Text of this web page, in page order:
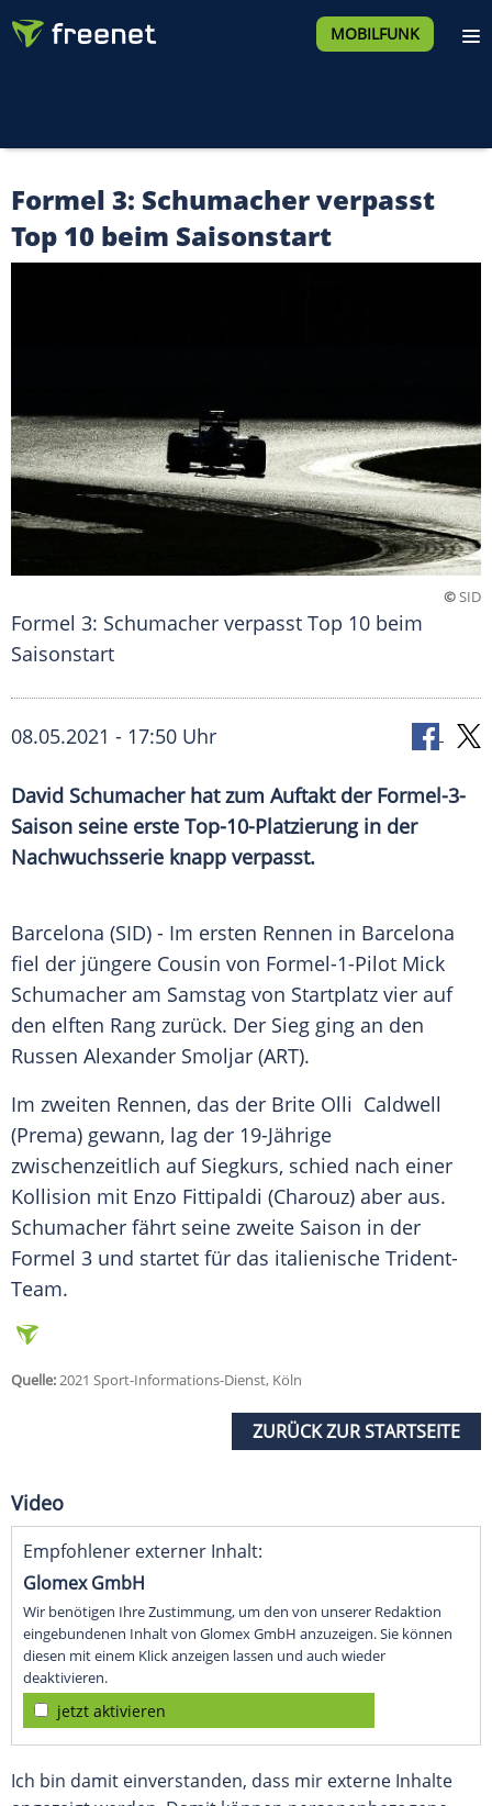
MOBILFUNK
Formel 3: Schumacher verpasst
Top 10 beim Saisonstart
©SID
Formel 3: Schumacher verpasst Top 10 beim
Saisonstart
08.05.2021 - 17:50 Uhr
David Schumacherhat zum Auftakt der Formel-3-
Saison seine erste Top-10-Platzierung in der
Nachwuchsserie knapp verpasst.
Barcelona (SID) - Im ersten Rennen in Barcelona
fiel der jüngere Cousin von Formel-1-Pilot Mick
Schumacher am Samstag von Startplatz vier auf
den elften Rang zurück. Der Sieg ging an den
Russen Alexander Smoljar (ART).
Im zweiten Rennen, das der Brite Olli Caldwell
(Prema) gewann, lag der 19-Jährige
zwischenzeitlich auf Siegkurs, schied nach einer
Kollision mit Enzo Fittipaldi (Charouz) aber aus.
Schumacher fährt seine zweite Saison in der
Formel 3 und startet für das italienische Trident-
Team.
Quelle:2021 Sport-Informations-Dienst, Köln
ZURÜCK ZUR STARTSEITE
Video
Empfohlener externer Inhalt:
Glomex GmbH
Wir benötigen Ihre Zustimmung, um den von unserer Redaktion
eingebundenen Inhalt von Glomex GmbH anzuzeigen. Sie können
diesen mit einem Klick anzeigen lassen und auch wieder
deaktivieren.
jetzt aktivieren
Ich bin damit einverstanden, dass mir externe Inhalte